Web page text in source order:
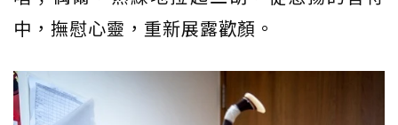
中，撫慰心靈，重新展露歡顏。